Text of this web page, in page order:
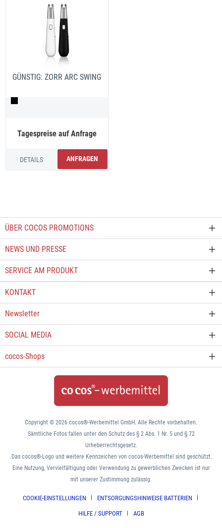
GÜNSTIG: ZORR ARC SWING
Tagespreise auf Anfrage
DETAILS ANFRAGEN
ÜBER COCOS PROMOTIONS
NEWS UND PRESSE
SERVICE AM PRODUKT
KONTAKT
Newsletter
SOCIAL MEDIA
cocos-Shops
COOKIE-EINSTELLUNGEN ENTSORGUNGSHINWEISE BATTERIEN
HILFE / SUPPORT AGB
Copyright © 2026 cocos®-Werbemittel GmbH. Alle Rechte vorbehalten.
Sämtliche Fotos fallen unter den Schutz des § 2 Abs. 1 Nr. 5 und § 72
Urheberrechtsgesetz.
.Das cocos®-Logo und weitere Kennzeichen von cocos-Werbemittel sind geschützt.
Eine Nutzung, Vervielfältigung oder Verwendung zu gewerblichen Zwecken ist nur
mit unserer Zustimmung zulässig.